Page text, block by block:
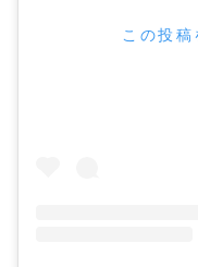
この投